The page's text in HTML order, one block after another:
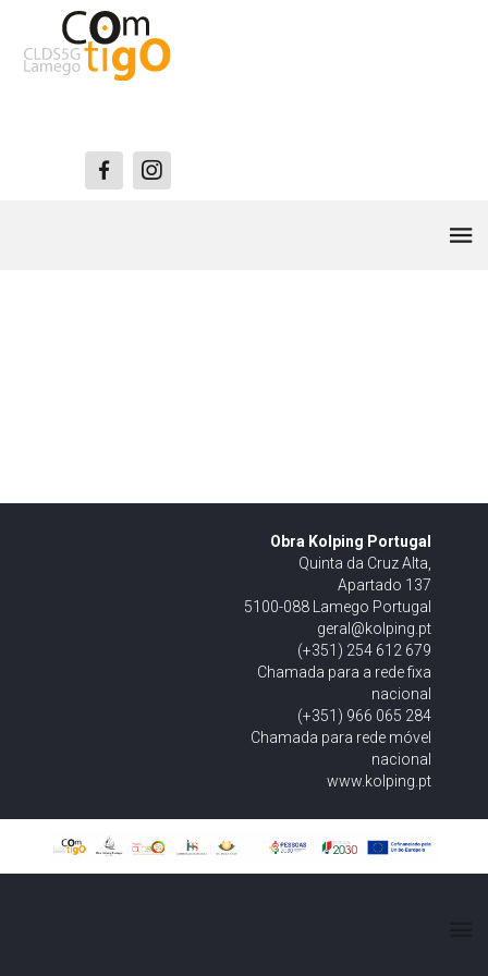
Oficina Lamego
Obra Kolping Portugal
Quinta da Cruz Alta,
Apartado 137
5100-088 Lamego Portugal
geral@kolping.pt
(+351) 254 612 679
Chamada para a rede fixa
nacional
(+351) 966 065 284
Chamada para rede móvel
nacional
www.kolping.pt